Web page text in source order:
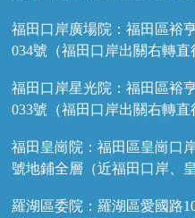
福田口岸廣場院：福田區裕
034號（福田口岸出關右轉直
福田口岸星光院：福田區裕
033號（福田口岸出關右轉直
福田皇崗院：福田區皇崗口
號地鋪全層（近福田口岸、
羅湖區委院：羅湖區愛國路